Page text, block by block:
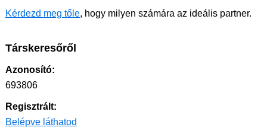
Kérdezd meg tőle, hogy milyen számára az ideális partner.
Társkeresőről
Azonosító:
693806
Regisztrált:
Belépve láthatod